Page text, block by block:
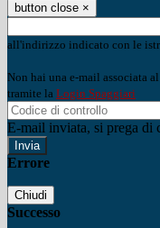
button close ×
all'indirizzo indicato con le
Non hai una e-mail associata
tramite la Login Spaggiari
E-mail inviata, si prega di
Errore
Chiudi
Successo